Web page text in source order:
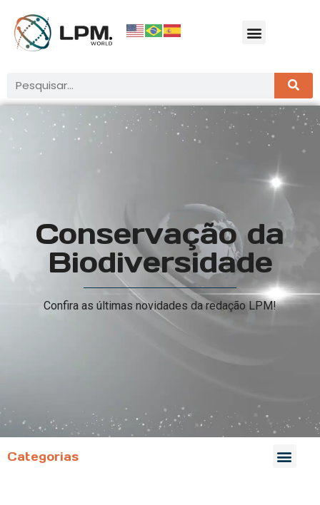
Conservação da
Biodiversidade
Confira as últimas novidades da redação LPM!
Categorias